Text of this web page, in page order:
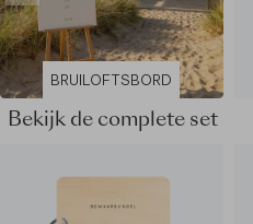
Dit bruiloftsbord maakt deel
stijl.
BRUILOFTSBORD
Bekijk de complete set